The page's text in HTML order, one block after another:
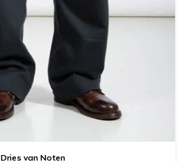
Dries van Noten